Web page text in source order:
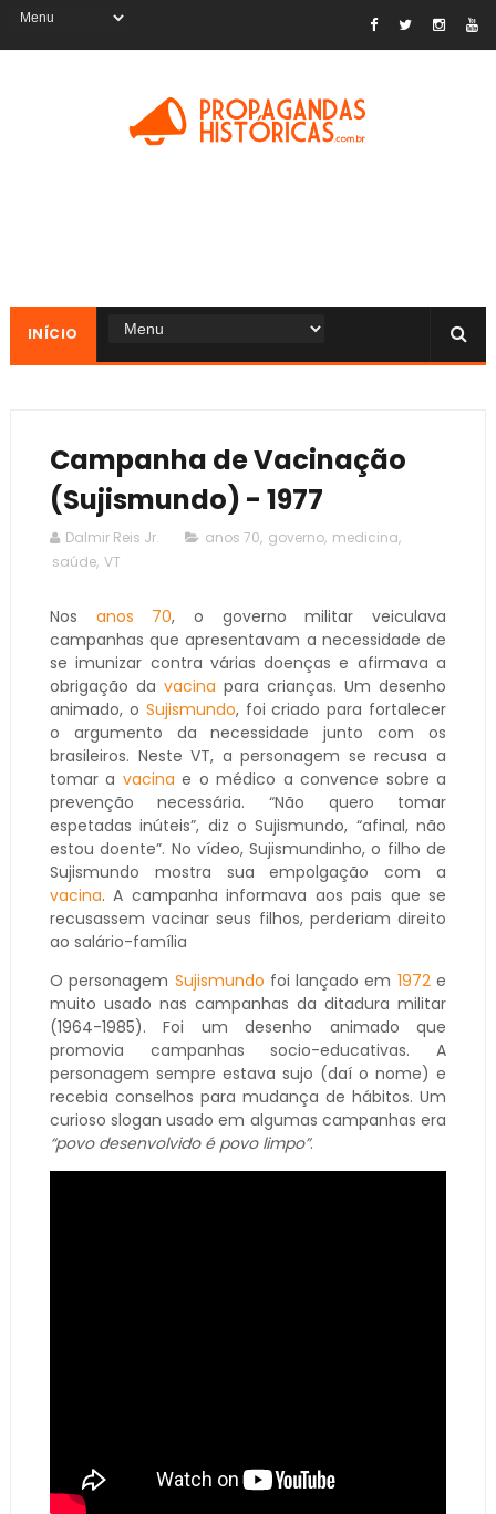
INÍCIO
Campanha de Vacinação
(Sujismundo) - 1977
Dalmir Reis Jr. anos 70, governo, medicina,
saúde, VT
Nos anos 70, o governo militar veiculava
campanhas que apresentavam a necessidade de
se imunizar contra várias doenças e afirmava a
obrigação da vacina para crianças. Um desenho
animado, o Sujismundo, foi criado para fortalecer
o argumento da necessidade junto com os
brasileiros. Neste VT, a personagem se recusa a
tomar a vacina e o médico a convence sobre a
prevenção necessária. “Não quero tomar
espetadas inúteis”, diz o Sujismundo, “afinal, não
estou doente”. No vídeo, Sujismundinho, o filho de
Sujismundo mostra sua empolgação com a
vacina. A campanha informava aos pais que se
recusassem vacinar seus filhos, perderiam direito
ao salário-família
O personagem Sujismundo foi lançado em 1972e
muito usado nas campanhas da ditadura militar
(1964-1985). Foi um desenho animado que
promovia campanhas socio-educativas. A
personagem sempre estava sujo (daí o nome) e
recebia conselhos para mudança de hábitos. Um
curioso slogan usado em algumas campanhas era
“povo desenvolvido é povo limpo”.